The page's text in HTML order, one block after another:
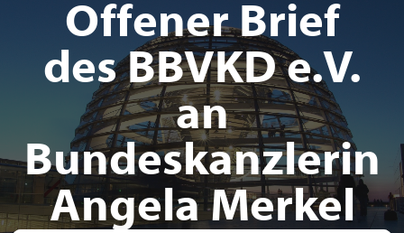
Offener Brief
des BBVKD e.V.
an
Bundeskanzlerin
Angela Merkel